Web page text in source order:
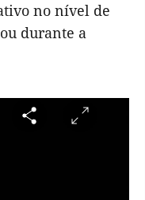
no nível de
durante a